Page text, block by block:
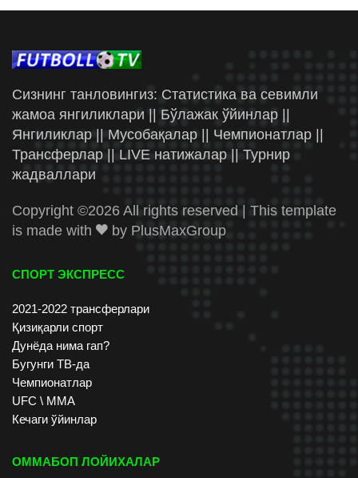
Сизнинг танловингиз: Статистика ва севимли
жамоа янгиликлари || Бўлажак ўйинлар ||
Янгиликлар || Мусобақалар || Чемпионатлар ||
Трансферлар || LIVE натижалар || Турнир
жадваллари
Copyright ©2026 All rights reserved | This template
is made with
by PlusMaxGroup
СПОРТ ЭКСПРЕСС
2021-2022 трансферлари
Қизиқарли спорт
Дунёда нима гап?
Бугунги ТВ-да
Чемпионатлар
UFC \ ММА
Кечаги ўйинлар
ОММАБОП ЛОЙИХАЛАР